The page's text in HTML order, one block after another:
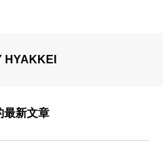
HYAKKEI
最新文章